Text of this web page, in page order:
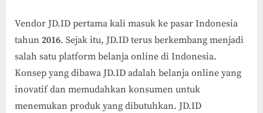
Vendor JD.ID pertama kali masuk ke pasar Indonesia
tahun 2016. Sejak itu, JD.ID terus berkembang menjadi
salah satu platform belanja online di Indonesia.
Konsep yang dibawa JD.ID adalah belanja online yang
inovatif dan memudahkan konsumen untuk
menemukan produk yang dibutuhkan. JD.ID